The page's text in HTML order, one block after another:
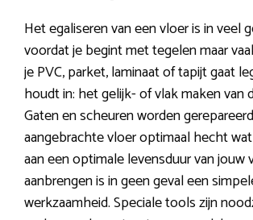
Het egaliseren van een vloer is in veel
voordat je begint met tegelen maar
je PVC, parket, laminaat of tapijt gaat
houdt in: het gelijk- of vlak maken van
Gaten en scheuren worden
aangebrachte vloer optimaal hecht
aan een optimale levensduur van jouw
aanbrengen is in geen geval een
werkzaamheid. Speciale tools zijn